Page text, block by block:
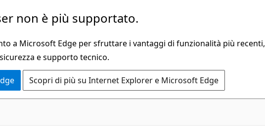
non è più supportato.
a Microsoft Edge per sfruttare i vantaggi di funzionalità più recenti,
e supporto tecnico.
Scopri di più su Internet Explorer e Microsoft Edge